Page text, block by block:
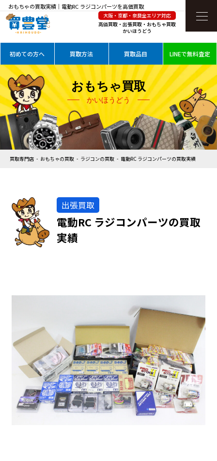
おもちゃの買取実績｜電動RC ラジコンパーツを高価買取
大阪・京都・奈良全エリア対応
高価買取・出張買取・おもちゃ買取
かいほうどう
初めての方へ 買取方法 買取品目 LINEで無料査定
おもちゃ買取
かいほうどう
買取専門店 おもちゃの買取 ラジコンの買取 電動RC ラジコンパーツの買取実績
出張買取
電動RC ラジコンパーツの買取
実績